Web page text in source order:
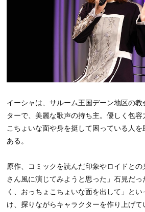
イーシャは、サルーム王国デーン地区の
ターで、美麗な歌声の持ち主。優しく包容
こちょいな面や身を挺して困っている人
ある。
原作、コミックを読んだ印象やロイドと
さん風に演じてみようと思った」石見だ
く、おっちょこちょいな面を出して」と
け、探りながらキャラクターを作り上げ